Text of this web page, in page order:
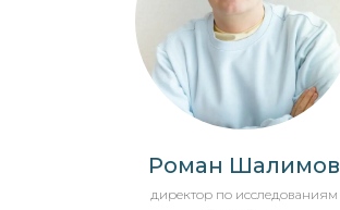
Роман Шалимов
директор по исследованиям